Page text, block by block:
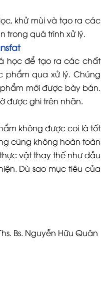
khử mùi và tạo ra các
trong quá trình xử lý.
học để tạo ra các chất
phẩm qua xử lý. Chúng
mới được bày bán.
được ghi trên nhãn.
không được coi là tốt
cũng không hoàn toàn
vật thay thế như dầu
Dù sao mục tiêu của
Bs. Nguyễn Hữu Quân